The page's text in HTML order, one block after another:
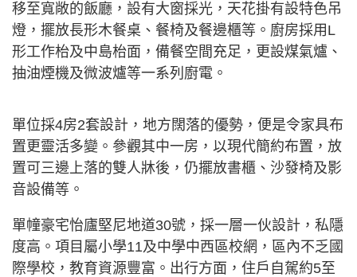
移至寬敞的飯廳，設有大窗採光，天花掛有設特色吊
燈，擺放長形木餐桌、餐椅及餐邊櫃等。廚房採用L
形工作枱及中島枱面，備餐空間充足，更設煤氣爐、
抽油煙機及微波爐等一系列廚電。
單位採4房2套設計，地方闊落的優勢，便是令家具布
置更靈活多變。參觀其中一房，以現代簡約布置，放
置可三邊上落的雙人牀後，仍擺放書櫃、沙發椅及影
音設備等。
單幢豪宅怡廬堅尼地道30號，採一層一伙設計，私隱
度高。項目屬小學11及中學中西區校網，區內不乏國
際學校，教育資源豐富。出行方面，住戶自駕約5至